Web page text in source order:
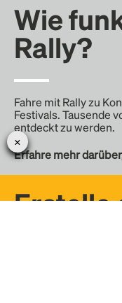
Wie
Rally?
Fahre mit Rally zu
Festivals. Tausende
entdeckt zu werden.
Erfahre mehr
Erstelle